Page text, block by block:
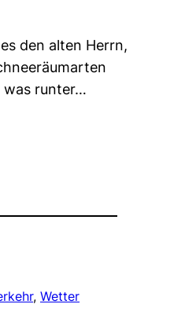
den alten Herrn,
was runter…
, Wetter